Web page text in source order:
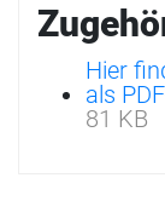
Hier
als
81 KB